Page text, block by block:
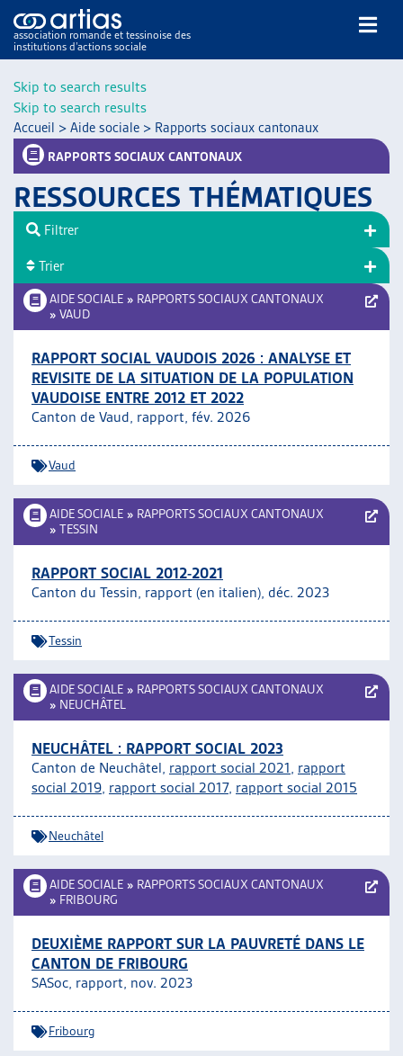
Skip to search results
Skip to search results
association romande et tessinoise des
institutions d’actions sociale
NOS PUBLICATIONS
DOSSIERS DU MOIS
VEILLE
RESSOURCES
GUIDE SOCIAL ROMAND
AUTRES
ARTIAS
PROJETS ET ACTIVITÉS
Accueil > Aide sociale > Rapports sociaux cantonaux
RAPPORTS SOCIAUX CANTONAUX
RESSOURCES THÉMATIQUES
AIDE SOCIALE » RAPPORTS SOCIAUX CANTONAUX
» VAUD
RAPPORT SOCIAL VAUDOIS 2026 : ANALYSE ET
REVISITE DE LA SITUATION DE LA POPULATION
VAUDOISE ENTRE 2012 ET 2022
Canton de Vaud, rapport, fév. 2026
Vaud
AIDE SOCIALE » RAPPORTS SOCIAUX CANTONAUX
» TESSIN
RAPPORT SOCIAL 2012-2021
Canton du Tessin, rapport (en italien), déc. 2023
Tessin
AIDE SOCIALE » RAPPORTS SOCIAUX CANTONAUX
» NEUCHÂTEL
NEUCHÂTEL : RAPPORT SOCIAL 2023
Canton de Neuchâtel, rapport social 2021, rapport
social 2019, rapport social 2017, rapport social 2015
Neuchâtel
AIDE SOCIALE » RAPPORTS SOCIAUX CANTONAUX
» FRIBOURG
DEUXIÈME RAPPORT SUR LA PAUVRETÉ DANS LE
CANTON DE FRIBOURG
SASoc, rapport, nov. 2023
Fribourg
Filtrer
Trier